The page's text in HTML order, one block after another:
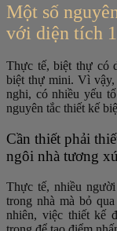
Một số
với diện tích
Thực tế, biệt thự có
biệt thự mini. Vì vậy,
nghi, có nhiều yếu
nguyên tắc thiết kế
Cần thiết phải
ngôi nhà tương
Thực tế, nhiều
trong nhà mà bỏ
nhiên, việc thiết kế